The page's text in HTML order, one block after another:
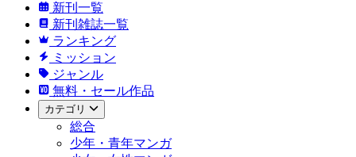
新刊一覧
新刊雑誌一覧
ランキング
ミッション
ジャンル
無料・セール作品
カテゴリ
総合
少年・青年マンガ